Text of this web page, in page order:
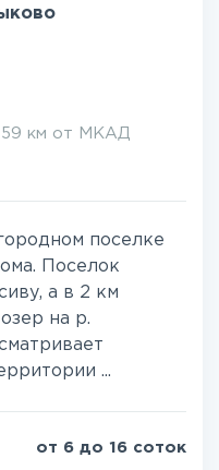
59 км от МКАД
поселке
Поселок
а в 2 км
на р.
...
от 6 до 16 соток